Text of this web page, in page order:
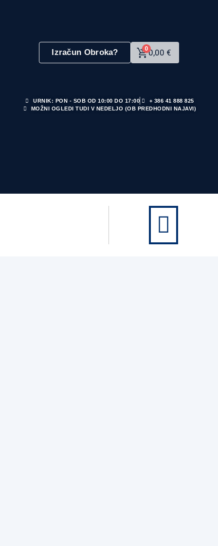
Izračun Obroka? 00,00 €
URNIK: PON - SOB OD 10:00 DO 17:00
+ 386 41 888 825
MOŽNI OGLEDI TUDI V NEDELJO (OB PREDHODNI NAJAVI)